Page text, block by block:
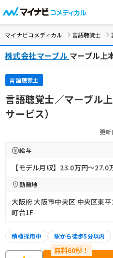
マイナビコメディカル 言語聴覚士
株式会社マーブル マーブル上
言語聴覚士
言語聴覚士／マーブル
サービス）
更
給与
【モデル月収】23.0万円〜
勤務地
大阪府 大阪市中央区 中央区東
町台1F
積極採用中 駅から徒歩5分以内